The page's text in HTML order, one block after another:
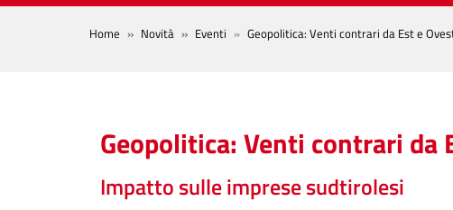
BREADCRUMB
Home Novità Eventi Geopolitica: Venti contrari da Est e
Geopolitica: Venti contrari da
Impatto sulle imprese sudtirolesi